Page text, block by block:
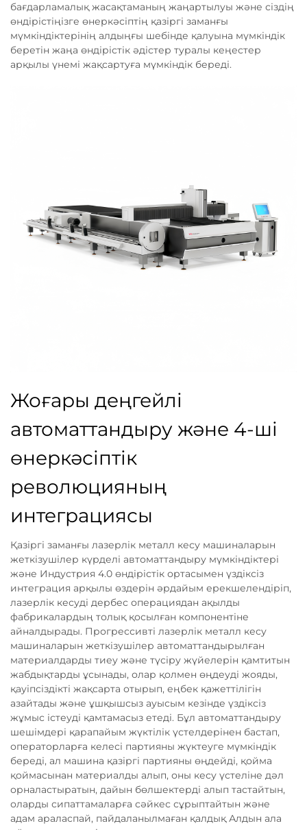
бағдарламалық жасақтаманың жаңартылуы және сіздің
өндірістіңізге өнеркәсіптің қазіргі заманғы
мүмкіндіктерінің алдыңғы шебінде қалуына мүмкіндік
беретін жаңа өндірістік әдістер туралы кеңестер
арқылы үнемі жақсартуға мүмкіндік береді.
Жоғары деңгейлі
автоматтандыру және 4-ші
өнеркәсіптік
революцияның
интеграциясы
Қазіргі заманғы лазерлік металл кесу машиналарын
жеткізушілер күрделі автоматтандыру мүмкіндіктері
және Индустрия 4.0 өндірістік ортасымен үздіксіз
интеграция арқылы өздерін әрдайым ерекшелендіріп,
лазерлік кесуді дербес операциядан ақылды
фабрикалардың толық қосылған компонентіне
айналдырады. Прогрессивті лазерлік металл кесу
машиналарын жеткізушілер автоматтандырылған
материалдарды тиеу және түсіру жүйелерін қамтитын
жабдықтарды ұсынады, олар қолмен өңдеуді жояды,
қауіпсіздікті жақсарта отырып, еңбек қажеттілігін
азайтады және ұшқышсыз ауысым кезінде үздіксіз
жұмыс істеуді қамтамасыз етеді. Бұл автоматтандыру
шешімдері қарапайым жүктілік үстелдерінен бастап,
операторларға келесі партияны жүктеуге мүмкіндік
береді, ал машина қазіргі партияны өңдейді, қойма
қоймасынан материалды алып, оны кесу үстеліне дәл
орналастыратын, дайын бөлшектерді алып тастайтын,
оларды сипаттамаларға сәйкес сұрыптайтын және
адам араласпай, пайдаланылмаған қалдық Алдын ала